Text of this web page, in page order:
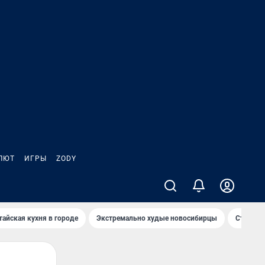
ИГРЫ ZODY
кухня в городе Экстремально худые новосибирцы Старт